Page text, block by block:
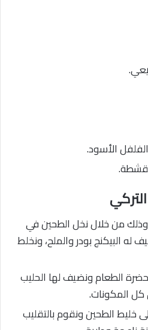
الأسود.
وذلك من خلال نخل الطحين في
له البيكنج بودر والملح، ونخلط
الطعام ونضيف لها الحليب
المكونات.
خليط الطحين ونقوم بالتقليب